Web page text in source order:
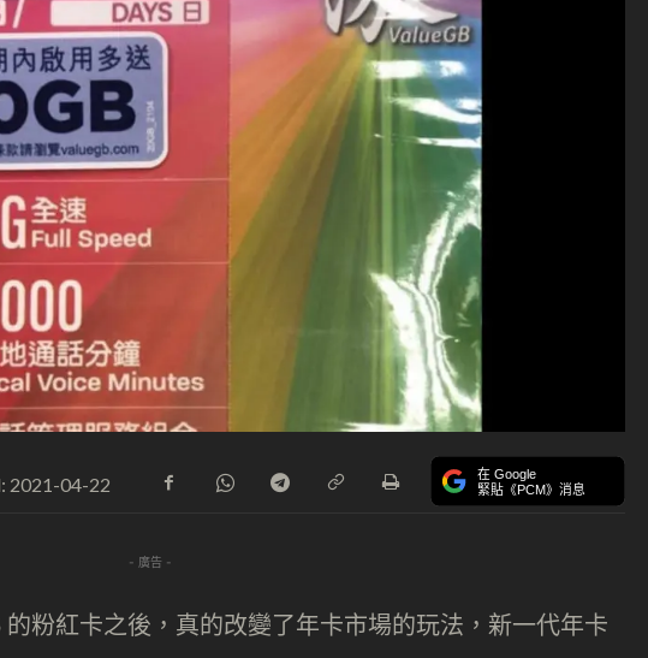
2021-04-22 在 Google
緊貼《PCM》消息
- 廣告 -
粉紅卡之後，真的改變了年卡市場的玩法，新一代年卡